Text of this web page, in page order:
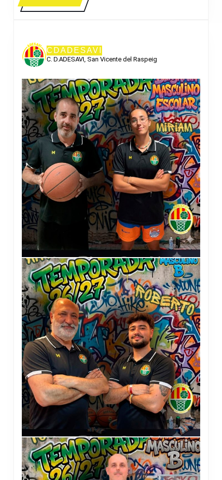
MÁS
CDADESAVI
C. D.ADESAVI, San Vicente del Raspeig